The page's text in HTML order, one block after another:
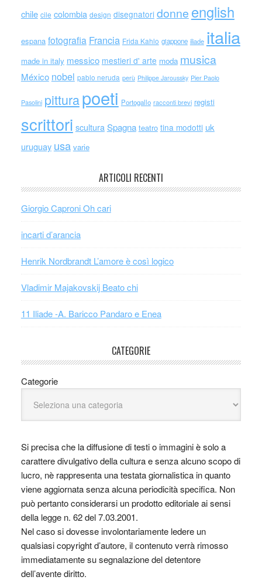
chile cile colombia design disegnatori donne english
espana fotografia Francia Frida Kahlo giappone iliade italia
made in italy messico mestieri d' arte moda musica
México nobel pablo neruda perù Philippe Jaroussky Pier Paolo
Pasolini pitturapoeti Portogallo racconti brevi registi
scrittori scultura Spagna teatro tina modotti uk
uruguay usa varie
ARTICOLI RECENTI
Giorgio Caproni Oh cari
incarti d’arancia
Henrik Nordbrandt L’amore è così logico
Vladimir Majakovskij Beato chi
11 Iliade -A. Baricco Pandaro e Enea
CATEGORIE
Categorie
Si precisa che la diffusione di testi o immagini è solo a
carattere divulgativo della cultura e senza alcuno scopo di
lucro, nè rappresenta una testata giornalistica in quanto
viene aggiornata senza alcuna periodicità specifica. Non
può pertanto considerarsi un prodotto editoriale ai sensi
della legge n. 62 del 7.03.2001.
Nel caso si dovesse involontariamente ledere un
qualsiasi copyright d’autore, il contenuto verrà rimosso
immediatamente su segnalazione del detentore
dell’avente diritto.